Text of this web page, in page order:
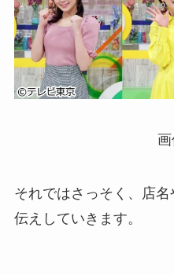
画
それではさっそく、店
伝えしていきます。